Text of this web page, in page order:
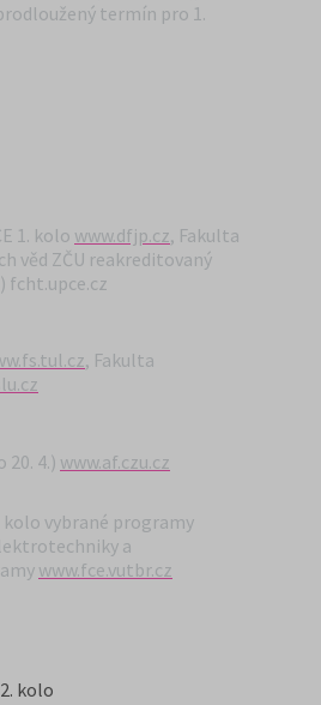
termín pro 1.
1. kolo www.dfjp.cz, Fakulta
věd ZČU reakreditovaný
fcht.upce.cz
, Fakulta
4.) www.af.czu.cz
kolo vybrané programy
a
www.fce.vutbr.cz
kolo